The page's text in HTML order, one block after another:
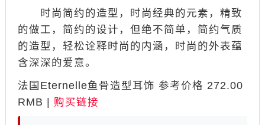
时尚简约的造型，时尚经典的元素，精致
的做工，简约的设计，但绝不简单，简约气质
的造型，轻松诠释时尚的内涵，时尚的外表蕴
含深深的爱意。
法国Eternelle鱼骨造型耳饰 参考价格 272.00
RMB | 购买链接